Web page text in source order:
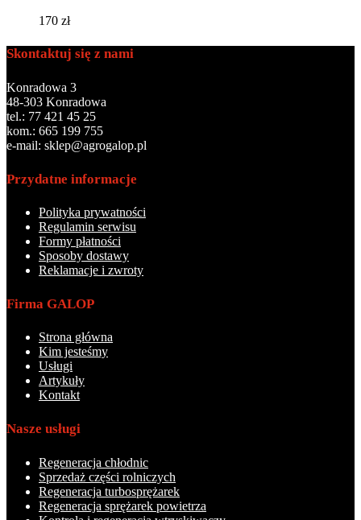
170 zł
Skontaktuj się z nami
Konradowa 3
48-303 Konradowa
tel.: 77 421 45 25
kom.: 665 199 755
e-mail: sklep@agrogalop.pl
Przydatne informacje
Polityka prywatności
Regulamin serwisu
Formy płatności
Sposoby dostawy
Reklamacje i zwroty
Firma GALOP
Strona główna
Kim jesteśmy
Usługi
Artykuły
Kontakt
Nasze usługi
Regeneracja chłodnic
Sprzedaż części rolniczych
Regeneracja turbosprężarek
Regeneracja sprężarek powietrza